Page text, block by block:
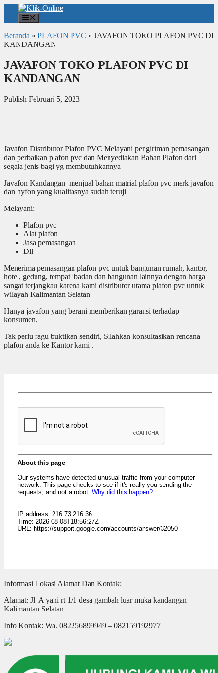
Langsung
isi
Beranda » PLAFON PVC » JAVAFON TOKO PLAFON PVC DI
KANDANGAN
JAVAFON TOKO PLAFON PVC DI
KANDANGAN
Publish Februari 5, 2023
Javafon Distributor Plafon PVC Melayani pengiriman pemasangan
dan perbaikan plafon pvc dan Menyediakan Bahan Plafon dari
segala jenis bagi yg membutuhkannya
Javafon Kandangan menjual bahan matrial plafon pvc merk javafon
dan hyfon yang kualitasnya sudah teruji.
Melayani:
Plafon pvc
Alat plafon
Jasa pemasangan
Dll
Menerima pemasangan plafon pvc untuk bangunan rumah, kantor,
hotel, gedung, tempat ibadan dan bangunan lainnya dengan harga
sangat terjangkau karena kami distributor utama plafon pvc untuk
wilayah Kalimantan Selatan.
Hanya javafon yang berani memberikan garansi terhadap
konsumen.
Tak perlu ragu buktikan sendiri, Silahkan konsultasikan rencana
plafon anda ke Kantor kami .
Informasi Lokasi Alamat Dan Kontak:
Alamat: Jl. A yani rt 1/1 desa gambah luar muka kandangan
Kalimantan Selatan
Info Kontak: Wa. 082256899949 – 082159192977